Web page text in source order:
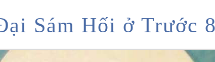
Sám Hối ở Trước